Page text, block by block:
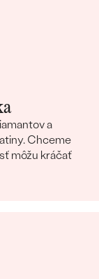
a
Chceme
môžu kráčať